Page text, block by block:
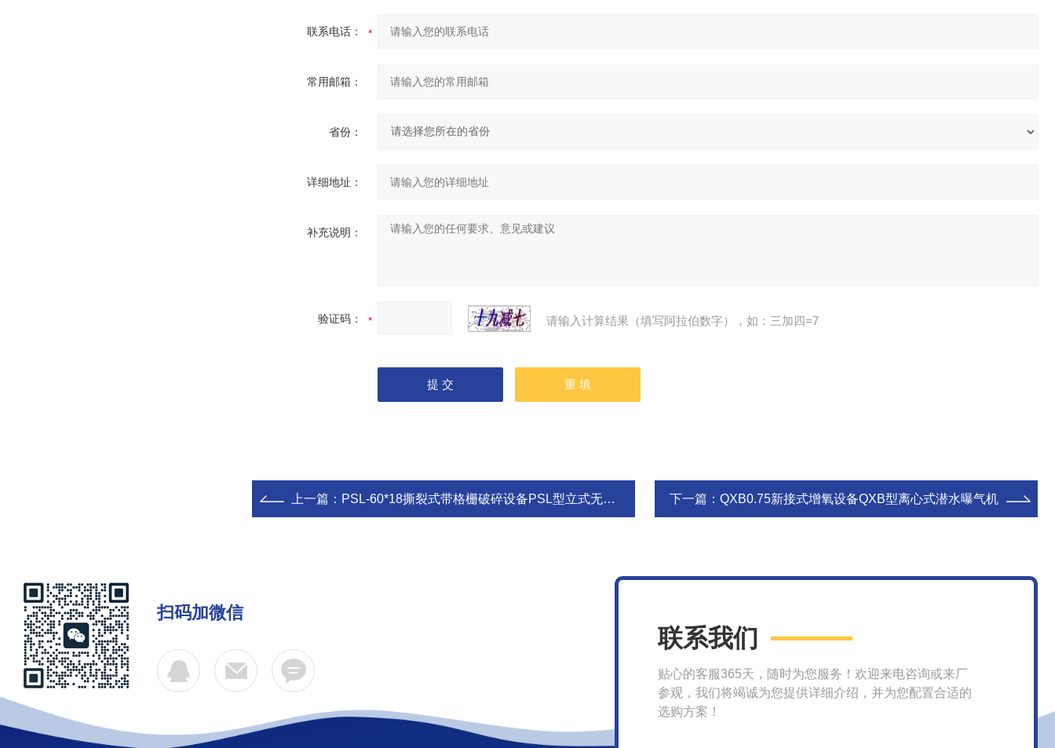
联系电话：
常用邮箱：
省份：
详细地址：
补充说明：
验证码： 请输入计算结果（填写阿拉伯数字），如：三加四=7
上一篇： PSL-60*18撕裂式带格栅破碎设备PSL型立式无转破碎机 下一篇： QXB0.75新接式增氧设备QXB型离心式潜水曝气机
扫码加微信
联系我们
贴心的客服365天，随时为您服务！欢迎来电咨询或来厂
参观，我们将竭诚为您提供详细介绍，并为您配置合适的
选购方案！